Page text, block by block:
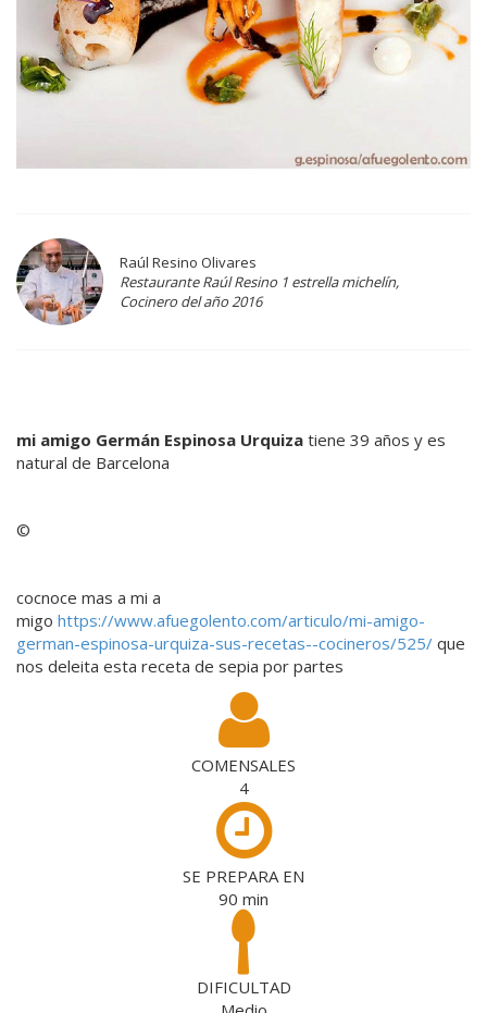
Raúl Resino Olivares
Restaurante Raúl Resino 1 estrella michelín,
Cocinero del año 2016
mi amigo Germán Espinosa Urquiza tiene 39 años y es
natural de Barcelona
©
cocnoce mas a mi a
migo https://www.afuegolento.com/articulo/mi-amigo-
german-espinosa-urquiza-sus-recetas--cocineros/525/ que
nos deleita esta receta de sepia por partes
COMENSALES
4
SE PREPARA EN
90 min
DIFICULTAD